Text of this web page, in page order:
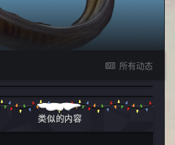
所有动态
类似的内容